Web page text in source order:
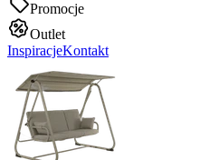
Promocje
Outlet
InspiracjeKontakt